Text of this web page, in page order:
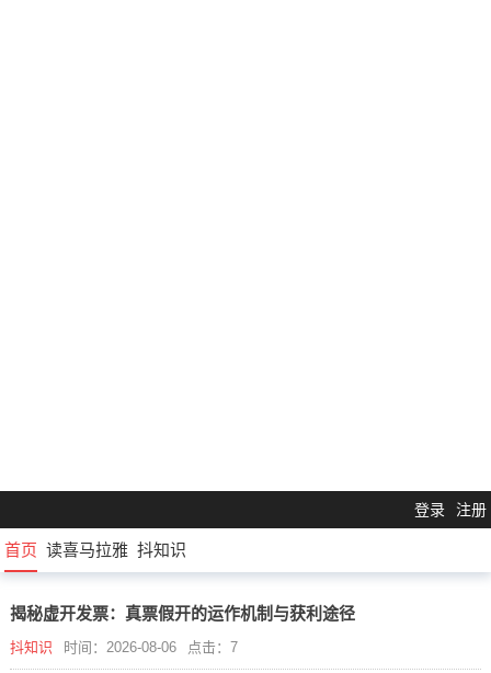
登录 注册
首页 读喜马拉雅 抖知识
揭秘虚开发票：真票假开的运作机制与获利途径
抖知识 时间：2026-08-06 点击：7